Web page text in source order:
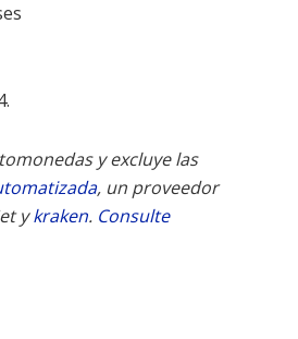
y excluye las
, un proveedor
ykraken. Consulte